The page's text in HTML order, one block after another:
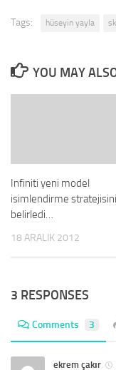
Tags: hüseyin yayla
YOU MAY
Infiniti yeni model
isimlendirme stratejisini
belirledi…
18 ARALIK 2012
3 RESPONSES
Comments 3
ekrem çakır